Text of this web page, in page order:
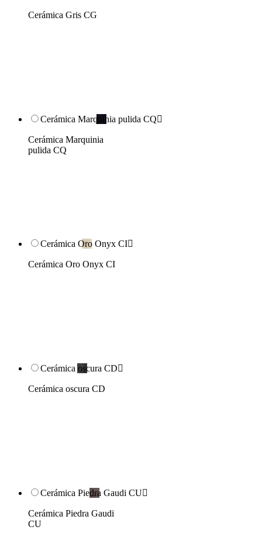
Cerámica Gris CG
Cerámica Marquinia pulida CQ
Cerámica Marquinia
pulida CQ
Cerámica Oro Onyx CI
Cerámica Oro Onyx CI
Cerámica oscura CD
Cerámica oscura CD
Cerámica Piedra Gaudi CU
Cerámica Piedra Gaudi
CU